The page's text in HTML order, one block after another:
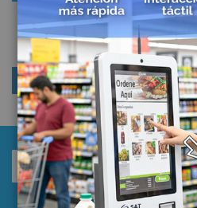
Crear una cuenta tiene
productos, ver listas de
clientes. Registrarse en este
como
CREAR UNA
Suscríbase
al
boletín
informativo: